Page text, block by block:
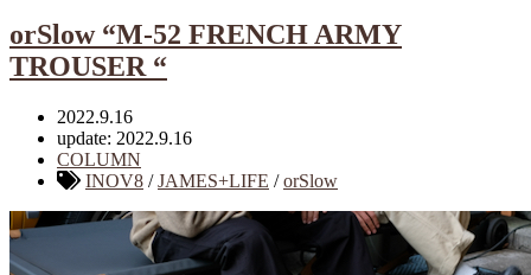
orSlow “M-52 FRENCH ARMY
TROUSER “
2022.9.16
update: 2022.9.16
COLUMN
INOV8 /JAMES+LIFE /orSlow